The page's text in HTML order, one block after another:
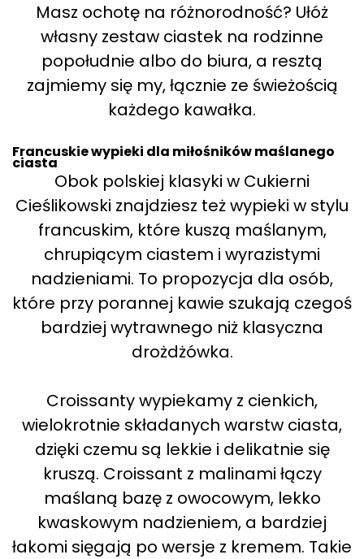
Masz ochotę na różnorodność? Ułóż
własny zestaw ciastek na rodzinne
popołudnie albo do biura, a resztą
zajmiemy się my, łącznie ze świeżością
każdego kawałka.
Francuskie wypieki dla miłośników maślanego
ciasta
Obok polskiej klasyki w Cukierni
Cieślikowski znajdziesz też wypieki w stylu
francuskim, które kuszą maślanym,
chrupiącym ciastem i wyrazistymi
nadzieniami. To propozycja dla osób,
które przy porannej kawie szukają czegoś
bardziej wytrawnego niż klasyczna
drożdżówka.
Croissanty wypiekamy z cienkich,
wielokrotnie składanych warstw ciasta,
dzięki czemu są lekkie i delikatnie się
kruszą. Croissant z malinami łączy
maślaną bazę z owocowym, lekko
kwaskowym nadzieniem, a bardziej
łakomi sięgają po wersje z kremem. Takie